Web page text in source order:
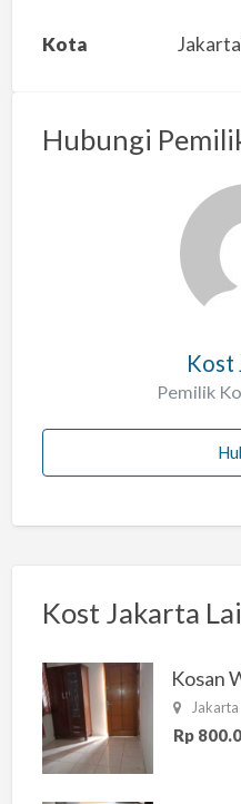
a
s
Kota
Hubungi
Kost
Pemilik
Kost Jakarta
Jakarta
Rp